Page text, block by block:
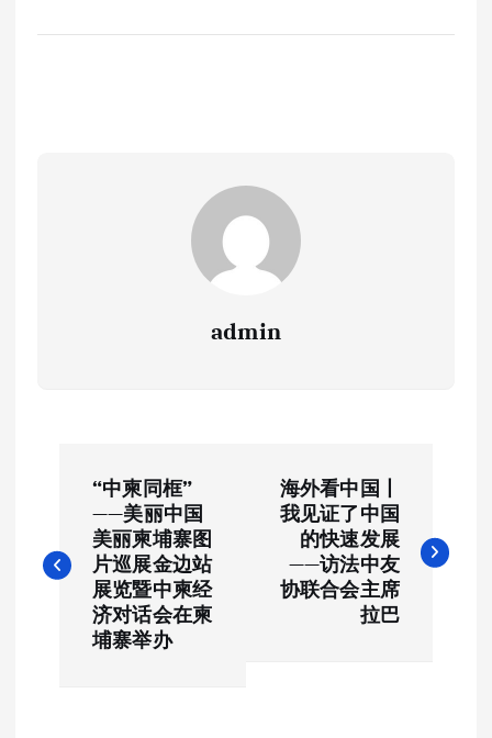
admin
导
“中柬同框”
——美丽中国
美丽柬埔寨图
片巡展金边站
展览暨中柬经
济对话会在柬
埔寨举办
海外看中国丨
我见证了中国
的快速发展
——访法中友
协联合会主席
拉巴